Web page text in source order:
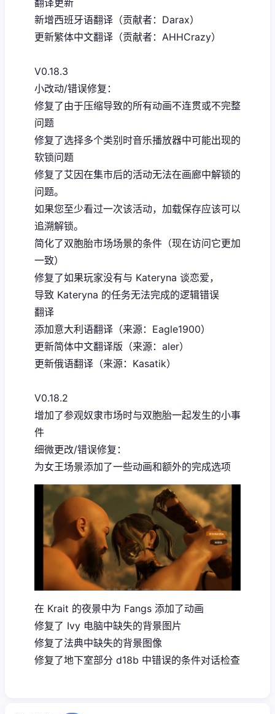
翻译更新
新增西班牙语翻译（贡献者：Darax）
更新繁体中文翻译（贡献者：AHHCrazy）
V0.18.3
小改动/错误修复：
修复了由于压缩导致的所有动画不连贯或不完整
问题
修复了选择多个类别时音乐播放器中可能出现的
软锁问题
修复了艾因在集市后的活动无法在画廊中解锁的
问题。
如果您至少看过一次该活动，加载保存应该可以
追溯解锁。
简化了双胞胎市场场景的条件（现在访问它更加
一致）
修复了如果玩家没有与 Kateryna 谈恋爱，
导致 Kateryna 的任务无法完成的逻辑错误
翻译
添加意大利语翻译（来源：Eagle1900）
更新简体中文翻译版（来源：aler）
更新俄语翻译（来源：Kasatik）
V0.18.2
增加了参观奴隶市场时与双胞胎一起发生的小事
件
细微更改/错误修复：
为女王场景添加了一些动画和额外的完成选项
在 Krait 的夜景中为 Fangs 添加了动画
修复了 Ivy 电脑中缺失的背景图片
修复了法典中缺失的背景图像
修复了地下室部分 d18b 中错误的条件对话检查